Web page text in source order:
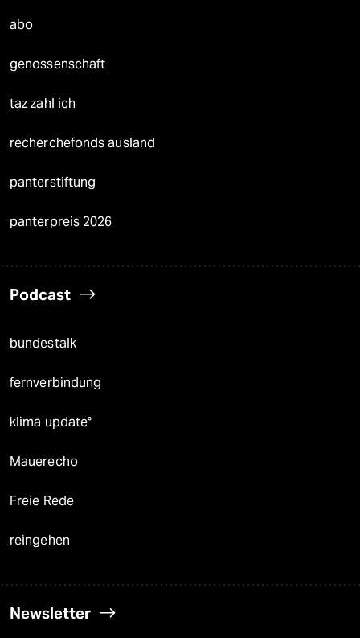
abo
genossenschaft
taz zahl ich
recherchefonds ausland
panterstiftung
panterpreis 2026
Podcast
bundestalk
fernverbindung
klima update°
Mauerecho
Freie Rede
reingehen
Newsletter